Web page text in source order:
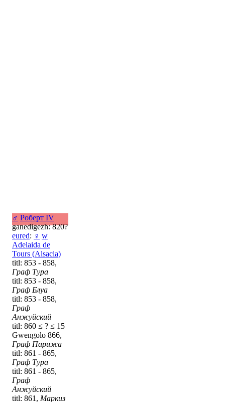
♂ Роберт IV
ganedigezh: 820?
eured: ♀ w
Adelaida de
Tours (Alsacia)
titl: 853 - 858,
Граф Тура
titl: 853 - 858,
Граф Блуа
titl: 853 - 858,
Граф
Анжуйский
titl: 860 ≤ ? ≤ 15
Gwengolo 866,
Граф Парижа
titl: 861 - 865,
Граф Тура
titl: 861 - 865,
Граф
Анжуйский
titl: 861, Маркиз